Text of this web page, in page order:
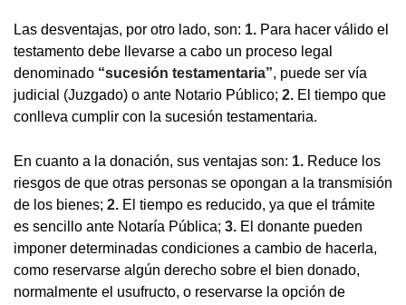
Las desventajas, por otro lado, son: 1. Para hacer válido el
testamento debe llevarse a cabo un proceso legal
denominado “sucesión testamentaria”, puede ser vía
judicial (Juzgado) o ante Notario Público; 2. El tiempo que
conlleva cumplir con la sucesión testamentaria.
En cuanto a la donación, sus ventajas son: 1. Reduce los
riesgos de que otras personas se opongan a la transmisión
de los bienes; 2. El tiempo es reducido, ya que el trámite
es sencillo ante Notaría Pública; 3. El donante pueden
imponer determinadas condiciones a cambio de hacerla,
como reservarse algún derecho sobre el bien donado,
normalmente el usufructo, o reservarse la opción de